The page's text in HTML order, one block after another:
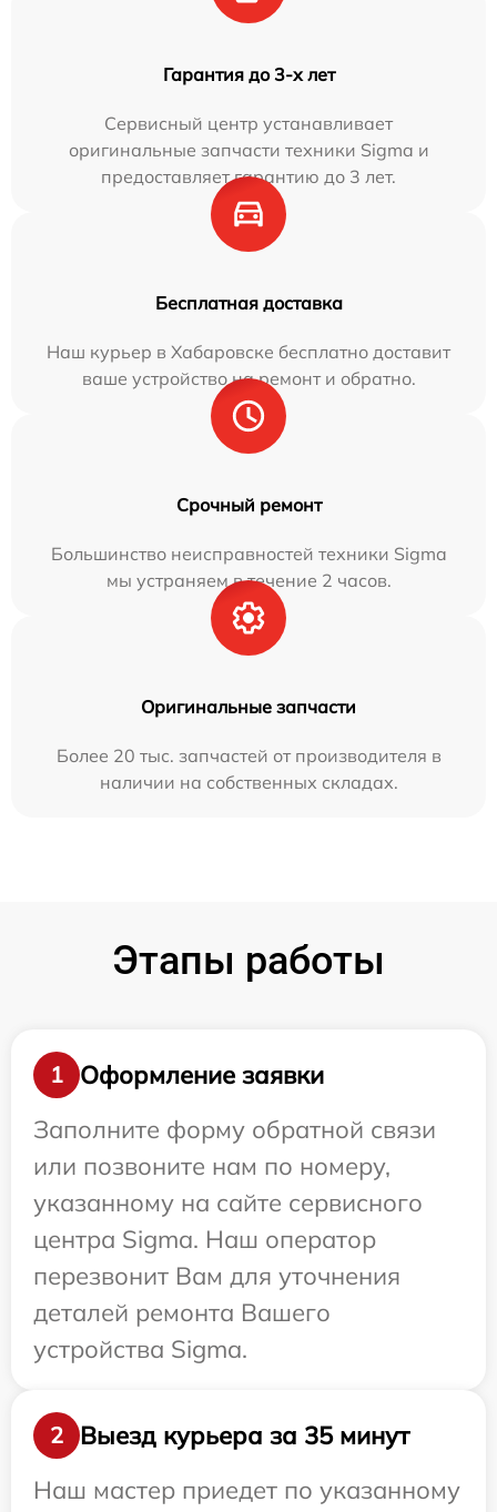
Гарантия до 3-х лет
Сервисный центр устанавливает
оригинальные запчасти техники Sigma и
предоставляет гарантию до 3 лет.
Бесплатная доставка
Наш курьер в Хабаровске бесплатно доставит
ваше устройство на ремонт и обратно.
Срочный ремонт
Большинство неисправностей техники Sigma
мы устраняем в течение 2 часов.
Оригинальные запчасти
Более 20 тыс. запчастей от производителя в
наличии на собственных складах.
Этапы работы
1
Оформление заявки
Заполните форму обратной связи
или позвоните нам по номеру,
указанному на сайте сервисного
центра Sigma. Наш оператор
перезвонит Вам для уточнения
деталей ремонта Вашего
устройства Sigma.
2
Выезд курьера за 35 минут
Наш мастер приедет по указанному